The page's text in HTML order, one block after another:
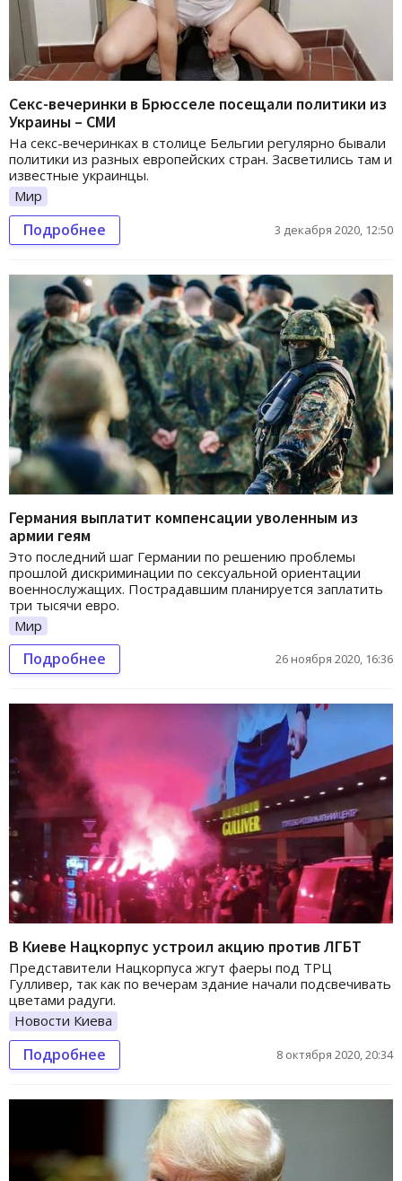
Секс-вечеринки в Брюсселе посещали политики из
Украины – СМИ
На секс-вечеринках в столице Бельгии регулярно бывали
политики из разных европейских стран. Засветились там и
известные украинцы.
Мир
Подробнее 3 декабря 2020, 12:50
Германия выплатит компенсации уволенным из
армии геям
Это последний шаг Германии по решению проблемы
прошлой дискриминации по сексуальной ориентации
военнослужащих. Пострадавшим планируется заплатить
три тысячи евро.
Мир
Подробнее 26 ноября 2020, 16:36
В Киеве Нацкорпус устроил акцию против ЛГБТ
Представители Нацкорпуса жгут фаеры под ТРЦ
Гулливер, так как по вечерам здание начали подсвечивать
цветами радуги.
Новости Киева
Подробнее 8 октября 2020, 20:34